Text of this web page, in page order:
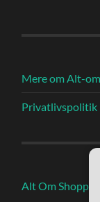
Mere om Alt-
Privatlivspolitik
Alt Om